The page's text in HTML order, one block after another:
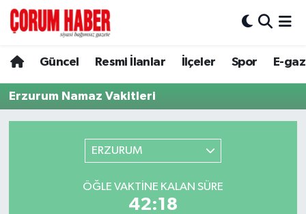
Güncel Resmi İlanlar İlçeler Spor E-
Erzurum Namaz Vakitleri
ERZURUM
ÖĞLE VAKTINE KALAN SÜRE
42:18
Spor
Resmi İlanlar
Hava Durumu
Çorum Namaz Vakitleri
Trafik Durumu
Süper Lig Puan Durumu ve Fikstür